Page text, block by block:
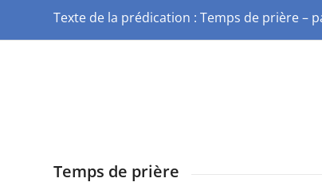
Texte de la prédication : Temps de prière –
Temps de prière